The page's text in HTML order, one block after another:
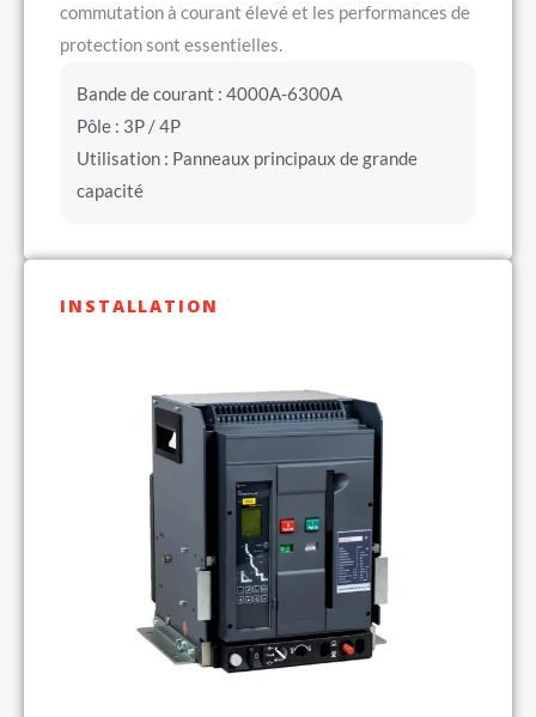
commutation à courant élevé et les performances de
protection sont essentielles.
Bande de courant : 4000A-6300A
Pôle : 3P / 4P
Utilisation : Panneaux principaux de grande
capacité
INSTALLATION